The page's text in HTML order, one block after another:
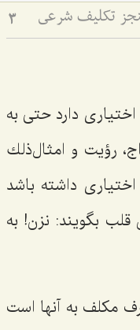
تکلیف شرعی 3
دارد حتى به
رؤیت و امثال‌ذلك
داشته باشد
قلب بگویند: نزن! به
مكلف به آنها است